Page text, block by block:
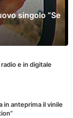
singolo “Se
e in digitale
in anteprima il vinile